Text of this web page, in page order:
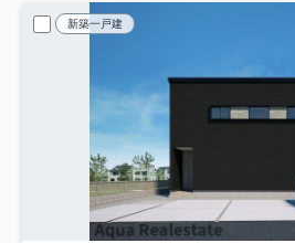
新築一戸建